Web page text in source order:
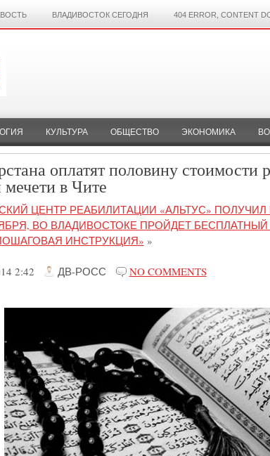
ВЛАДИВОСТОК СЕГОДНЯ 404 ERROR, CONTENT
КУЛЬТУРА ОБЩЕСТВО ЭКОНОМИКА
оплатят половину стоимости
мечети в Чите
ЦЕНТР РЕАБИЛИТАЦИИ «АЛЬТУС»
ВО ВЛАДИВОСТОКЕ ПРОЙДЕТ БЕСПЛАТНЫЙ
ИНСТРУКЦИЯ» »
2:42 ДВ-РОСС NO COMMENTS